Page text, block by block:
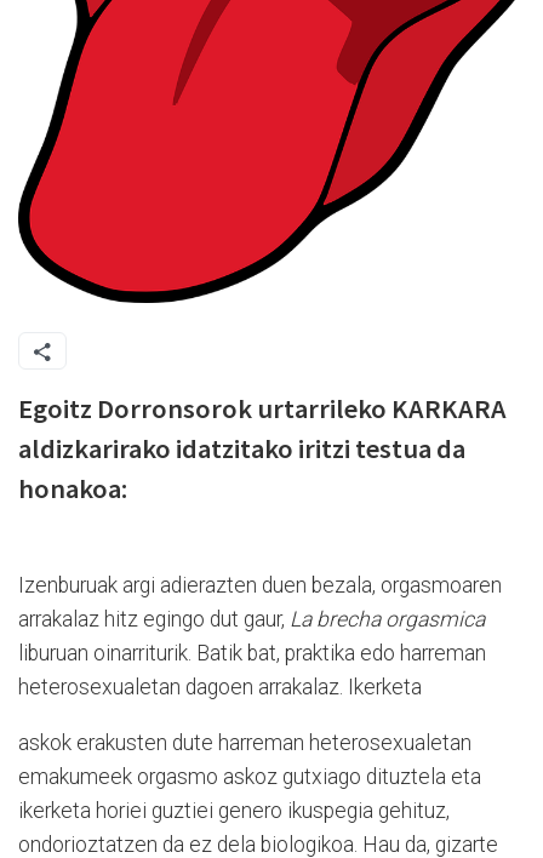
Egoitz Dorronsorok urtarrileko KARKARA
aldizkarirako idatzitako iritzi testua da
honakoa:
Izenburuak argi adierazten duen bezala, orgasmoaren
arrakalaz hitz egingo dut gaur, La brecha orgasmica
liburuan oinarriturik. Batik bat, praktika edo harreman
heterosexualetan dagoen arrakalaz. Ikerketa
askok erakusten dute harreman heterosexualetan
emakumeek orgasmo askoz gutxiago dituztela eta
ikerketa horiei guztiei genero ikuspegia gehituz,
ondorioztatzen da ez dela biologikoa. Hau da, gizarte